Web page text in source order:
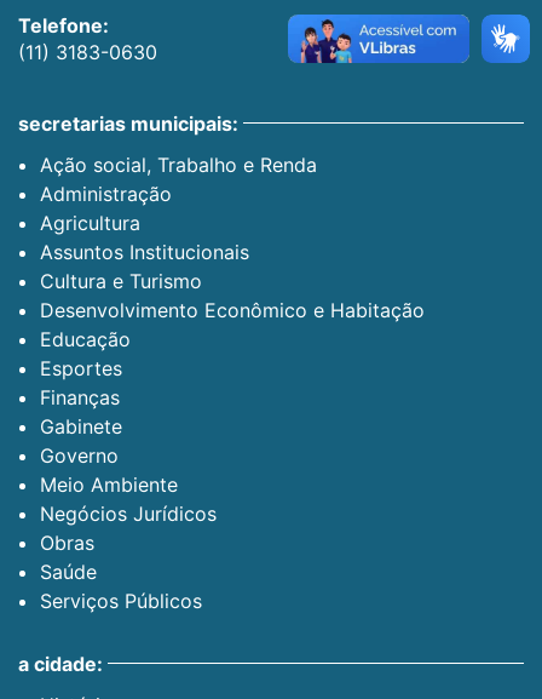
Telefone:
(11) 3183-0630
secretarias municipais:
Ação social, Trabalho e Renda
Administração
Agricultura
Assuntos Institucionais
Cultura e Turismo
Desenvolvimento Econômico e Habitação
Educação
Esportes
Finanças
Gabinete
Governo
Meio Ambiente
Negócios Jurídicos
Obras
Saúde
Serviços Públicos
a cidade: